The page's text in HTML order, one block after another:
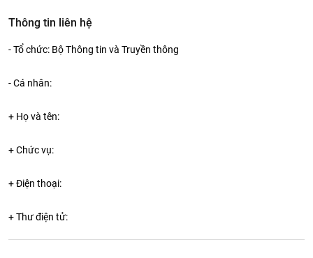
Thông tin liên hệ
- Tổ chức: Bộ Thông tin và Truyền thông
- Cá nhân:
+ Họ và tên:
+ Chức vụ:
+ Điện thoại:
+ Thư điện tử: